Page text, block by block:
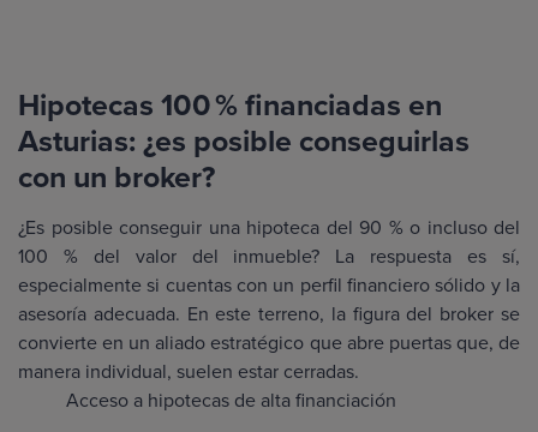
Hipotecas 100 % financiadas en
Asturias: ¿es posible conseguirlas
con un broker?
¿Es posible conseguir una hipoteca del 90 % o incluso del
100 % del valor del inmueble? La respuesta es sí,
especialmente si cuentas con un perfil financiero sólido y la
asesoría adecuada. En este terreno, la figura del broker se
convierte en un aliado estratégico que abre puertas que, de
manera individual, suelen estar cerradas.
Acceso a hipotecas de alta financiación